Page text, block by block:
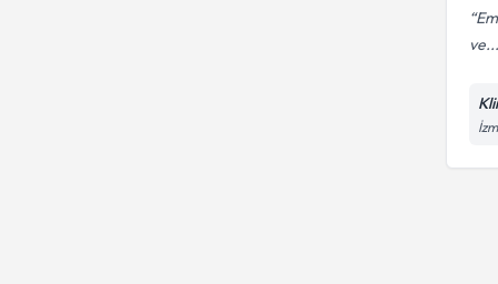
ve...